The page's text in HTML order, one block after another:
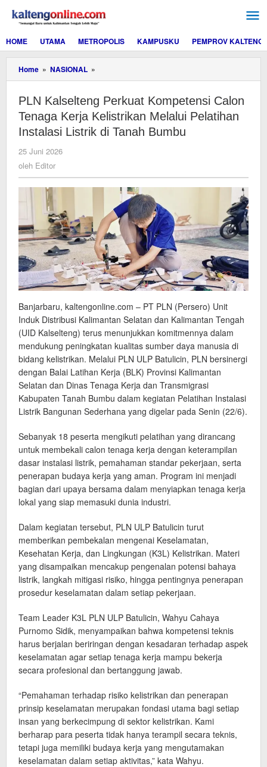
konten
HOME
UTAMA METROPOLIS KAMPUSKU PEMPROV KALTENG
Home » NASIONAL »
Kalselteng
Kompetensi
Calon
Tenaga
Kerja
Instalasi
Listrik
Tanah
Bumbu
PLN Kalselteng Perkuat Kompetensi Calon
Tenaga Kerja Kelistrikan Melalui Pelatihan
Instalasi Listrik di Tanah Bumbu
25 Juni 2026
oleh Editor
Banjarbaru, kaltengonline.com – PT PLN (Persero) Unit
Induk Distribusi Kalimantan Selatan dan Kalimantan Tengah
(UID Kalselteng) terus menunjukkan komitmennya dalam
mendukung peningkatan kualitas sumber daya manusia di
bidang kelistrikan. Melalui PLN ULP Batulicin, PLN bersinergi
dengan Balai Latihan Kerja (BLK) Provinsi Kalimantan
Selatan dan Dinas Tenaga Kerja dan Transmigrasi
Kabupaten Tanah Bumbu dalam kegiatan Pelatihan Instalasi
Listrik Bangunan Sederhana yang digelar pada Senin (22/6).
Sebanyak 18 peserta mengikuti pelatihan yang dirancang
untuk membekali calon tenaga kerja dengan keterampilan
dasar instalasi listrik, pemahaman standar pekerjaan, serta
penerapan budaya kerja yang aman. Program ini menjadi
bagian dari upaya bersama dalam menyiapkan tenaga kerja
lokal yang siap memasuki dunia industri.
Dalam kegiatan tersebut, PLN ULP Batulicin turut
memberikan pembekalan mengenai Keselamatan,
Kesehatan Kerja, dan Lingkungan (K3L) Kelistrikan. Materi
yang disampaikan mencakup pengenalan potensi bahaya
listrik, langkah mitigasi risiko, hingga pentingnya penerapan
prosedur keselamatan dalam setiap pekerjaan.
Team Leader K3L PLN ULP Batulicin, Wahyu Cahaya
Purnomo Sidik, menyampaikan bahwa kompetensi teknis
harus berjalan beriringan dengan kesadaran terhadap aspek
keselamatan agar setiap tenaga kerja mampu bekerja
secara profesional dan bertanggung jawab.
“Pemahaman terhadap risiko kelistrikan dan penerapan
prinsip keselamatan merupakan fondasi utama bagi setiap
insan yang berkecimpung di sektor kelistrikan. Kami
berharap para peserta tidak hanya terampil secara teknis,
tetapi juga memiliki budaya kerja yang mengutamakan
keselamatan dalam setiap aktivitas,” kata Wahyu.